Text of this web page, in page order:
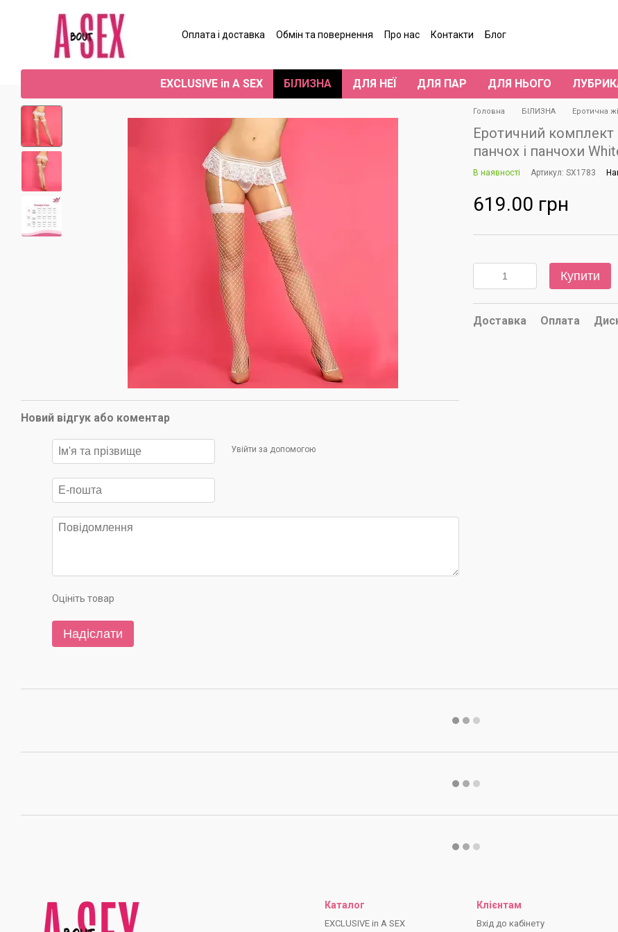
Оплата і доставка Обмін та повернення Про нас Контакти
Блог
EXCLUSIVE in A SEX БІЛИЗНА ДЛЯ НЕЇ ДЛЯ ПАР ДЛЯ НЬОГО
Новий відгук або коментар
Увійти за допомогою
Оцініть товар
Надіслати
Головна БІЛИЗНА Еротична
Еротичний комплект
панчох і панчохи
В наявності Артикул: SX1783
619.00 грн
Купити
Доставка Оплата
Каталог
EXCLUSIVE in A SEX
Клієнтам
Вхід до кабінету